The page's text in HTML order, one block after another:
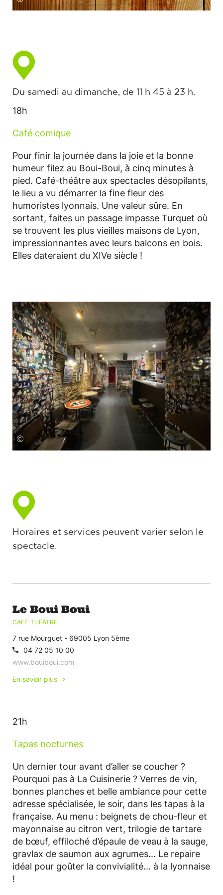
Du samedi au dimanche, de 11 h 45 à 23 h.
18h
Café comique
Pour finir la journée dans la joie et la bonne
humeur filez au Boui-Boui, à cinq minutes à
pied. Café-théâtre aux spectacles désopilants,
le lieu a vu démarrer la fine fleur des
humoristes lyonnais. Une valeur sûre. En
sortant, faites un passage impasse Turquet où
se trouvent les plus vieilles maisons de Lyon,
impressionnantes avec leurs balcons en bois.
Elles dateraient du XIVe siècle !
©
Horaires et services peuvent varier selon le
spectacle.
Le Boui Boui
CAFÉ-THÉÂTRE
7 rue Mourguet - 69005 Lyon 5ème
04 72 05 10 00
www.bouiboui.com
En savoir plus
21h
Tapas nocturnes
Un dernier tour avant d’aller se coucher ?
Pourquoi pas à La Cuisinerie ? Verres de vin,
bonnes planches et belle ambiance pour cette
adresse spécialisée, le soir, dans les tapas à la
française. Au menu : beignets de chou-fleur et
mayonnaise au citron vert, trilogie de tartare
de bœuf, effiloché d’épaule de veau à la sauge,
gravlax de saumon aux agrumes... Le repaire
idéal pour goûter la convivialité... à la lyonnaise
!